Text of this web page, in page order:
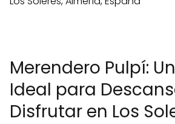
Merendero Pulpí:
Ideal para
Disfrutar en Los